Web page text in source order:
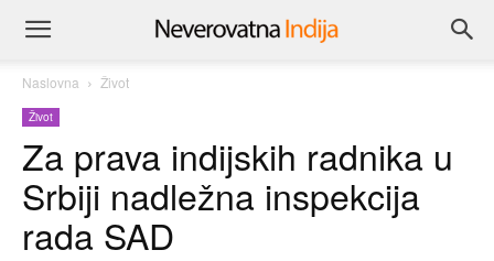
Naslovna Život
Život
Za prava indijskih radnika u
Srbiji nadležna inspekcija
rada SAD